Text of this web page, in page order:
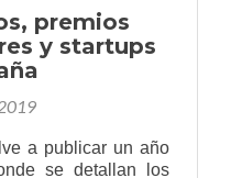
premios
y startups
a publicar un año
se detallan los